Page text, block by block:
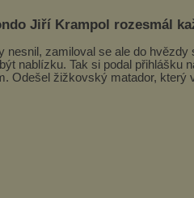
Jiří Krampol rozesmál
nesnil, zamiloval se ale do hvězdy
nablízku. Tak si podal přihlášku
Odešel žižkovský matador, který